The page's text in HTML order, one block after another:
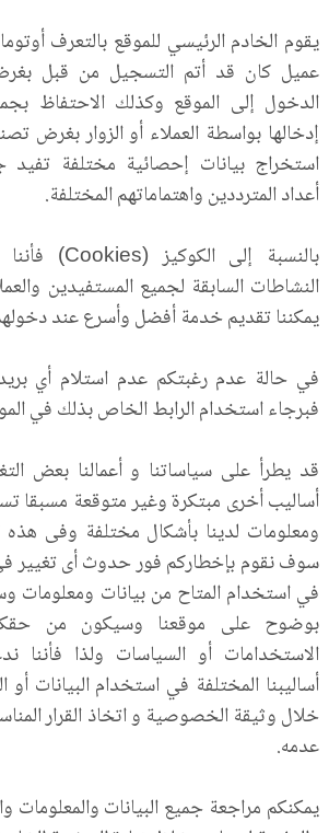
يقوم الخادم الرئيسي للموقع بالتعرف
عميل كان قد أتم التسجيل من قبل
الدخول إلى الموقع وكذلك الاحتفاظ
إدخالها بواسطة العملاء أو الزوار بغرض
استخراج بيانات إحصائية مختلفة تفيد
أعداد المترددين واهتماماتهم المختلفة.
بالنسبة إلى الكوكيز (Cookies
)
النشاطات السابقة لجميع المستفيدين
يمكننا تقديم خدمة أفضل وأسرع عند
في حالة عدم رغبتكم عدم استلام أي
فبرجاء استخدام الرابط الخاص بذلك في
قد يطرأ على سياساتنا و أعمالنا بعض
أساليب أخرى مبتكرة وغير متوقعة مسبقا
ومعلومات لدينا بأشكال مختلفة وفى هذه
سوف نقوم بإخطاركم فور حدوث أى تغيير في
في استخدام المتاح من بيانات ومعلومات
بوضوح على موقعنا وسيكون من
الاستخدامات أو السياسات ولذا فأننا
أساليبنا المختلفة في استخدام البيانات أو
خلال وثيقة الخصوصية و اتخاذ القرار
عدمه.
يمكنكم مراجعة جميع البيانات والمعلومات